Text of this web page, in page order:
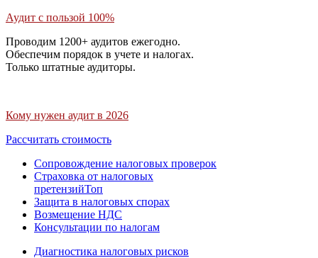
Аудит с пользой 100%
Проводим 1200+ аудитов ежегодно.
Обеспечим порядок в учете и налогах.
Только штатные аудиторы.
Кому нужен аудит в 2026
Рассчитать стоимость
Сопровождение налоговых проверок
Страховка от налоговых
претензийТоп
Защита в налоговых спорах
Возмещение НДС
Консультации по налогам
Диагностика налоговых рисков